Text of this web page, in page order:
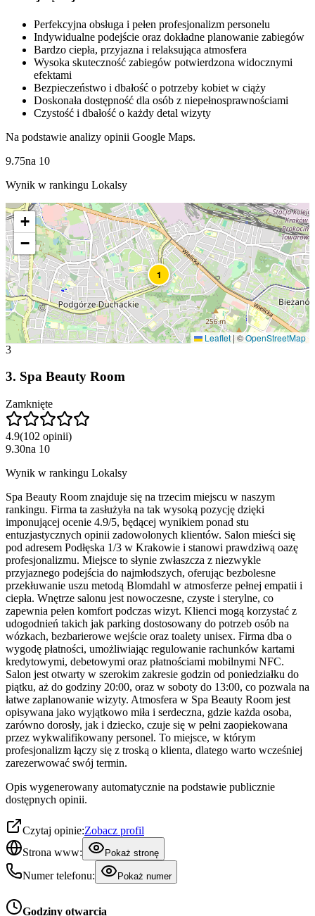
Perfekcyjna obsługa i pełen profesjonalizm personelu
Indywidualne podejście oraz dokładne planowanie zabiegów
Bardzo ciepła, przyjazna i relaksująca atmosfera
Wysoka skuteczność zabiegów potwierdzona widocznymi
efektami
Bezpieczeństwo i dbałość o potrzeby kobiet w ciąży
Doskonała dostępność dla osób z niepełnosprawnościami
Czystość i dbałość o każdy detal wizyty
Na podstawie analizy opinii Google Maps.
9.75na 10
Wynik w rankingu Lokalsy
1
+
−
Leaflet|©OpenStreetMap
3
3. Spa Beauty Room
Zamknięte
4.9(102 opinii)
9.30na 10
Wynik w rankingu Lokalsy
Spa Beauty Room znajduje się na trzecim miejscu w naszym
rankingu. Firma ta zasłużyła na tak wysoką pozycję dzięki
imponującej ocenie 4.9/5, będącej wynikiem ponad stu
entuzjastycznych opinii zadowolonych klientów. Salon mieści się
pod adresem Podłęska 1/3 w Krakowie i stanowi prawdziwą oazę
profesjonalizmu. Miejsce to słynie zwłaszcza z niezwykle
przyjaznego podejścia do najmłodszych, oferując bezbolesne
przekłuwanie uszu metodą Blomdahl w atmosferze pełnej empatii i
ciepła. Wnętrze salonu jest nowoczesne, czyste i sterylne, co
zapewnia pełen komfort podczas wizyt. Klienci mogą korzystać z
udogodnień takich jak parking dostosowany do potrzeb osób na
wózkach, bezbarierowe wejście oraz toalety unisex. Firma dba o
wygodę płatności, umożliwiając regulowanie rachunków kartami
kredytowymi, debetowymi oraz płatnościami mobilnymi NFC.
Salon jest otwarty w szerokim zakresie godzin od poniedziałku do
piątku, aż do godziny 20:00, oraz w soboty do 13:00, co pozwala na
łatwe zaplanowanie wizyty. Atmosfera w Spa Beauty Room jest
opisywana jako wyjątkowo miła i serdeczna, gdzie każda osoba,
zarówno dorosły, jak i dziecko, czuje się w pełni zaopiekowana
przez wykwalifikowany personel. To miejsce, w którym
profesjonalizm łączy się z troską o klienta, dlatego warto wcześniej
zarezerwować swój termin.
Opis wygenerowany automatycznie na podstawie publicznie
dostępnych opinii.
Czytaj opinie:Zobacz profil
Strona www:
Pokaż stronę
Numer telefonu: Pokaż numer
Godziny otwarcia